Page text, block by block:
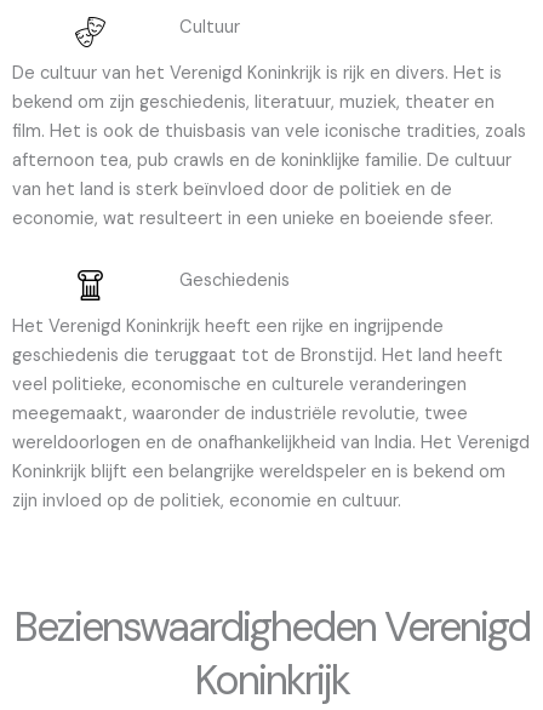
Cultuur
De cultuur van het Verenigd Koninkrijk is rijk en divers. Het is
bekend om zijn geschiedenis, literatuur, muziek, theater en
film. Het is ook de thuisbasis van vele iconische tradities, zoals
afternoon tea, pub crawls en de koninklijke familie. De cultuur
van het land is sterk beïnvloed door de politiek en de
economie, wat resulteert in een unieke en boeiende sfeer.
Geschiedenis
Het Verenigd Koninkrijk heeft een rijke en ingrijpende
geschiedenis die teruggaat tot de Bronstijd. Het land heeft
veel politieke, economische en culturele veranderingen
meegemaakt, waaronder de industriële revolutie, twee
wereldoorlogen en de onafhankelijkheid van India. Het Verenigd
Koninkrijk blijft een belangrijke wereldspeler en is bekend om
zijn invloed op de politiek, economie en cultuur.
Bezienswaardigheden Verenigd
Koninkrijk